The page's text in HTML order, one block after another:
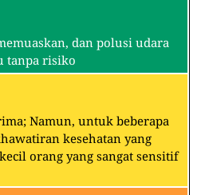
dan polusi udara
tanpa risiko
Namun, untuk beberapa
kesehatan yang
orang yang sangat sensitif